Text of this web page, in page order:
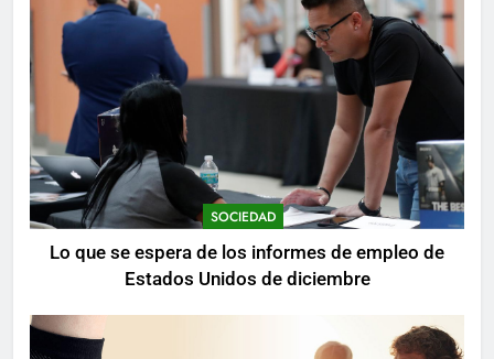
SOCIEDAD
Lo que se espera de los informes de empleo de
Estados Unidos de diciembre